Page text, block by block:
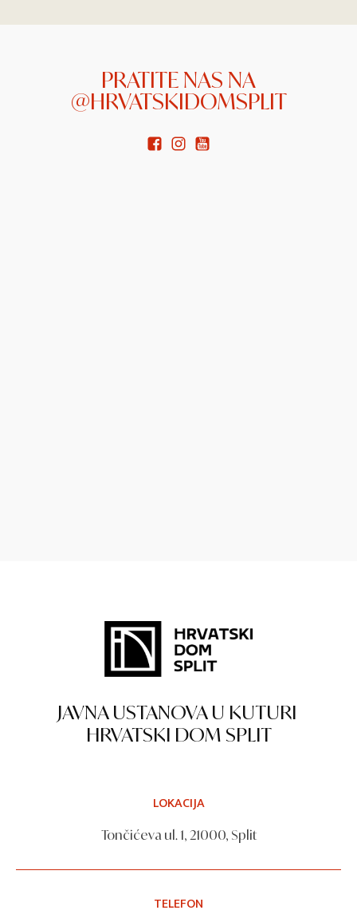
PRATITE NAS NA
@HRVATSKIDOMSPLIT
JAVNA USTANOVA U KUTURI
HRVATSKI DOM SPLIT
LOKACIJA
Tončićeva ul. 1, 21000, Split
TELEFON